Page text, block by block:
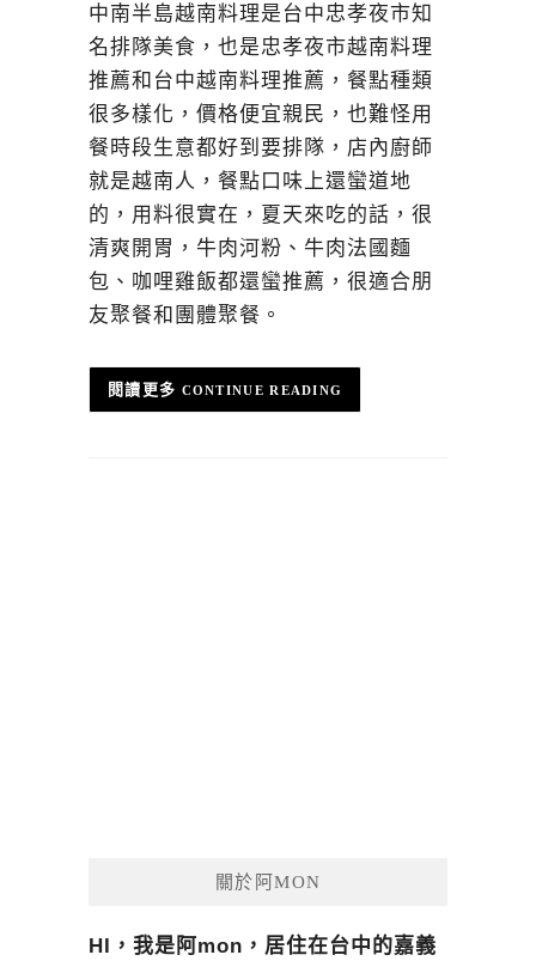
中南半島越南料理是台中忠孝夜市知
名排隊美食，也是忠孝夜市越南料理
推薦和台中越南料理推薦，餐點種類
很多樣化，價格便宜親民，也難怪用
餐時段生意都好到要排隊，店內廚師
就是越南人，餐點口味上還蠻道地
的，用料很實在，夏天來吃的話，很
清爽開胃，牛肉河粉、牛肉法國麵
包、咖哩雞飯都還蠻推薦，很適合朋
友聚餐和團體聚餐。
CONTINUE READING
關於阿MON
HI，我是阿mon，居住在台中的嘉義